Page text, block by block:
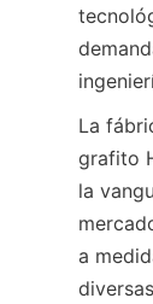
La
grafito
la
a